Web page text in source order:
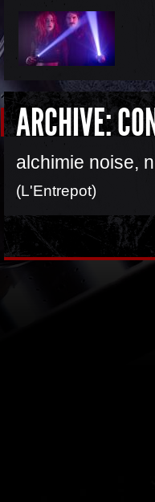
ARCHIVE:
alchimie noise,
(L'Entrepot)